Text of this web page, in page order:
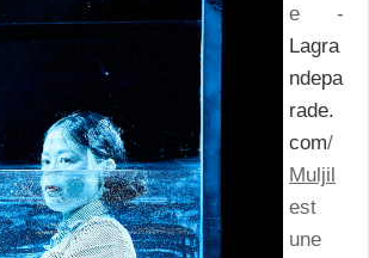
e -
Lagra
ndepa
rade.
com/
Muljil
est
une